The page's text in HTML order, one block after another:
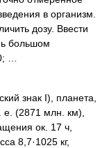
в организм.
дозу. Ввести
большом
…
знак I), планета,
е. (2871 млн. км),
ок. 17 ч,
8,7·1025 кг,